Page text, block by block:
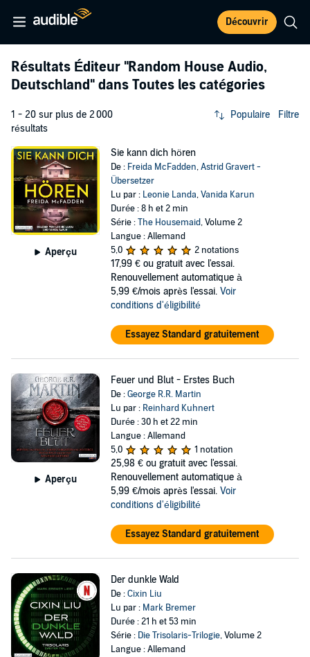
Découvrir
Résultats Éditeur "Random House Audio,
Deutschland" dans Toutes les catégories
1 - 20 sur plus de 2 000
résultats
Populaire Filtre
Aperçu
Sie kann dich hören
De : Freida McFadden,Astrid Gravert -
Übersetzer
Lu par : Leonie Landa,Vanida Karun
Durée : 8 h et 2 min
Série :The Housemaid, Volume 2
Langue : Allemand
5,0
2 notations
17,99 € ou gratuit avec l'essai.
Renouvellement automatique à
5,99 €/mois après l'essai. Voir
conditions d'éligibilité
Essayez Standard gratuitement
Aperçu
Feuer und Blut - Erstes Buch
De :George R.R. Martin
Lu par : Reinhard Kuhnert
Durée : 30 h et 22 min
Langue : Allemand
5,0
1 notation
25,98 € ou gratuit avec l'essai.
Renouvellement automatique à
5,99 €/mois après l'essai. Voir
conditions d'éligibilité
Essayez Standard gratuitement
Der dunkle Wald
De :Cixin Liu
Lu par : Mark Bremer
Durée : 21 h et 53 min
Série : Die Trisolaris-Trilogie, Volume 2
Langue : Allemand